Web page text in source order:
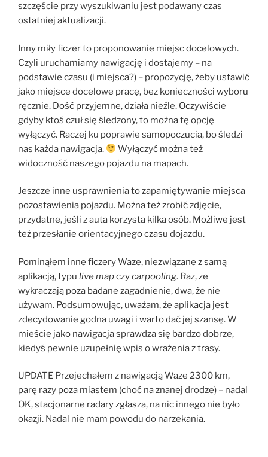
szczęście przy wyszukiwaniu jest podawany czas
ostatniej aktualizacji.
Inny miły ficzer to proponowanie miejsc docelowych.
Czyli uruchamiamy nawigację i dostajemy – na
podstawie czasu (i miejsca?) – propozycję, żeby ustawić
jako miejsce docelowe pracę, bez konieczności wyboru
ręcznie. Dość przyjemne, działa nieźle. Oczywiście
gdyby ktoś czuł się śledzony, to można tę opcję
wyłączyć. Raczej ku poprawie samopoczucia, bo śledzi
nas każda nawigacja.
Wyłączyć można też
widoczność naszego pojazdu na mapach.
Jeszcze inne usprawnienia to zapamiętywanie miejsca
pozostawienia pojazdu. Można też zrobić zdjęcie,
przydatne, jeśli z auta korzysta kilka osób. Możliwe jest
też przesłanie orientacyjnego czasu dojazdu.
Pominąłem inne ficzery Waze, niezwiązane z samą
aplikacją, typu live mapczycarpooling. Raz, ze
wykraczają poza badane zagadnienie, dwa, że nie
używam. Podsumowując, uważam, że aplikacja jest
zdecydowanie godna uwagi i warto dać jej szansę. W
mieście jako nawigacja sprawdza się bardzo dobrze,
kiedyś pewnie uzupełnię wpis o wrażenia z trasy.
UPDATE Przejechałem z nawigacją Waze 2300 km,
parę razy poza miastem (choć na znanej drodze) – nadal
OK, stacjonarne radary zgłasza, na nic innego nie było
okazji. Nadal nie mam powodu do narzekania.